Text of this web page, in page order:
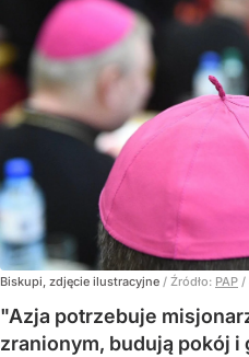
Biskupi, zdjęcie ilustracyjne / Źródło: PAP /
"Azja potrzebuje
zranionym, budują pokój i